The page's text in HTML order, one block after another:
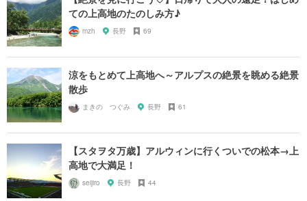
ての上高地のたのしみ方♪
mzh 長野 69
涼をもとめて上高地へ～アルプスの絶景を眺める絶景
散歩
まきの つぐみ 長野 61
【スタヲタ万歳】アルウィンに行くついでの松本→上
高地で大満足！
seijiro 長野 44